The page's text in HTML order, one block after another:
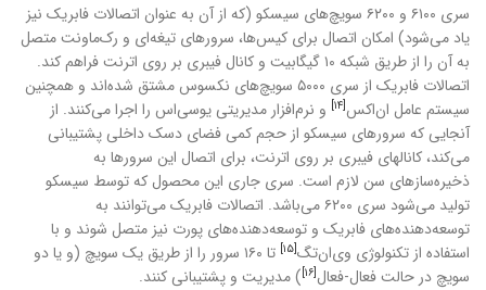
سری ۶۱۰۰ و ۶۲۰۰ سویچ‌های سیسکو (که از آن به عنوان اتصالات فابریک نیز
یاد می‌شود) امکان اتصال برای کیس‌ها، سرورهای تیغه‌ای و رک‌ماونت متصل
به آن را از طریق شبکه ۱۰ گیگابیت و کانال فیبری بر روی اترنت فراهم کند.
اتصالات فابریک از سری ۵۰۰۰ سویچ‌های نکسوس مشتق شده‌اند و همچنین
سیستم عامل ان‌اکس[۱۴]
و نرم‌افزار مدیریتی یوسی‌اس را اجرا می‌کنند. از
آنجایی که سرورهای سیسکو از حجم کمی فضای دسک داخلی پشتیبانی
می‌کند، کانالهای فیبری بر روی اترنت، برای اتصال این سرورها به
ذخیره‌سازهای سن لازم است. سری جاری این محصول که توسط سیسکو
تولید می‌شود سری ۶۲۰۰ می‌باشد. اتصالات فابریک می‌توانند به
توسعه‌دهنده‌های فابریک و توسعه‌دهنده‌های پورت نیز متصل شوند و با
استفاده از تکنولوژی وی‌ان‌تگ[۱۵]
تا ۱۶۰ سرور را از طریق یک سویچ (و یا دو
سویچ در حالت فعال-فعال[۱۶] ) مدیریت و پشتیبانی کنند.